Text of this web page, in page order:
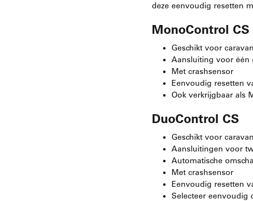
deze eenvoudig resetten
MonoControl CS
Geschikt voor
Aansluiting voor één
Met crashsensor
Eenvoudig resetten
Ook verkrijgbaar als
DuoControl CS
Geschikt voor
Aansluitingen voor
Automatische
Met crashsensor
Eenvoudig resetten
Selecteer eenvoudig